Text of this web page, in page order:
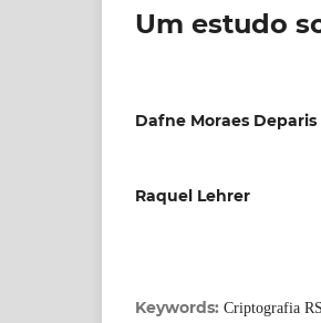
Um estudo
Dafne Moraes Deparis
Raquel Lehrer
Keywords: Criptografia